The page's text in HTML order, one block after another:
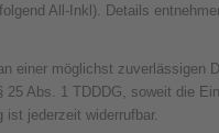
All-Inkl). Details
einer möglichst zuverlässigen
Abs. 1 TDDDG, soweit die
jederzeit widerrufbar.